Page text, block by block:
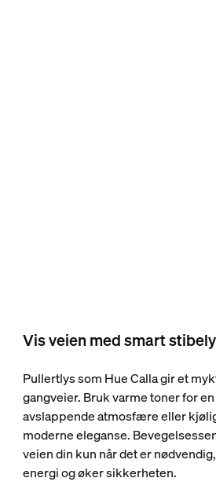
Vis veien med smart
Pullertlys som Hue Calla gir et
gangveier. Bruk varme toner for
avslappende atmosfære eller
moderne eleganse.
veien din kun når det er
energi og øker sikkerheten.